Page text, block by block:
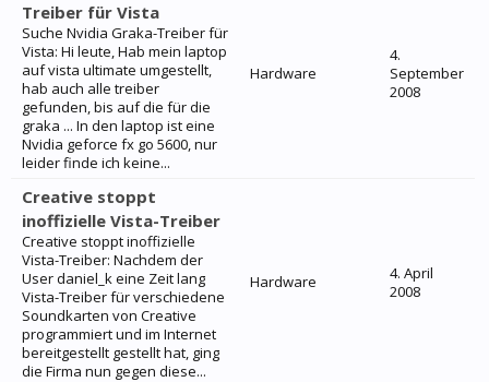
Treiber für Vista
Suche Nvidia Graka-Treiber für
Vista: Hi leute, Hab mein laptop
auf vista ultimate umgestellt,
hab auch alle treiber
gefunden, bis auf die für die
graka ... In den laptop ist eine
Nvidia geforce fx go 5600, nur
leider finde ich keine...
Hardware
4.
September
2008
Creative stoppt
inoffizielle Vista-Treiber
Creative stoppt inoffizielle
Vista-Treiber: Nachdem der
User daniel_k eine Zeit lang
Vista-Treiber für verschiedene
Soundkarten von Creative
programmiert und im Internet
bereitgestellt gestellt hat, ging
die Firma nun gegen diese...
Hardware
4. April
2008